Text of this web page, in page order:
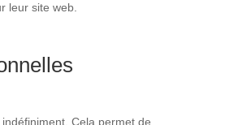
leur site web.
Cela permet de